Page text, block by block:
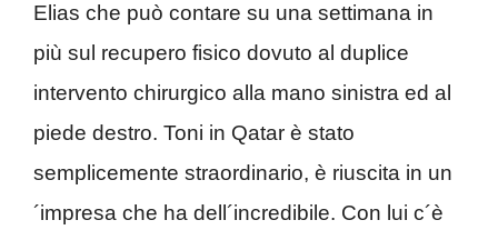
Elias che può contare su una settimana in
più sul recupero fisico dovuto al duplice
intervento chirurgico alla mano sinistra ed al
piede destro. Toni in Qatar è stato
semplicemente straordinario, è riuscita in un
´impresa che ha dell´incredibile. Con lui c´è